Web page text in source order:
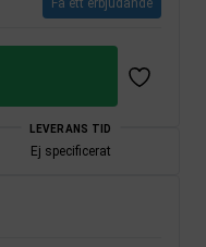
Få ett erbjudande
LEVERANS TID
Ej specificerat